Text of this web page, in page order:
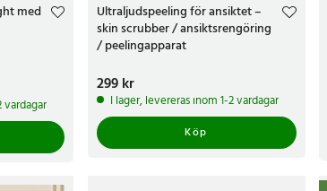
med
vardagar
Ultraljudspeeling för ansiktet –
skin scrubber / ansiktsrengöring
/ peelingapparat
Pris:299 kr
299 kr
I lager, levereras inom 1-2 vardagar
Köp